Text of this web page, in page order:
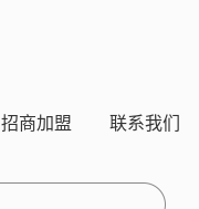
招商加盟 联系我们